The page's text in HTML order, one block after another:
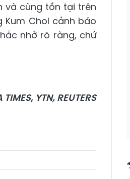
và cùng tồn tại trên
Kum Chol cảnh báo
nhở rõ ràng, chứ
YTN, REUTERS